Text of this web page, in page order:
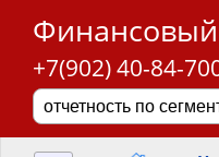
+7(902) 40-84-